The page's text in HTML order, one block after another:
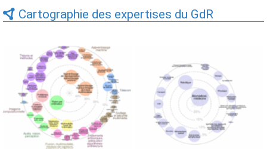
Cartographie des expertises du GdR
Expertises du GdR -
cartographie par Axes -
19/09/2025
Expertises du GdR -
cartographie par mots-clés
applicatifs - 19/09/2025